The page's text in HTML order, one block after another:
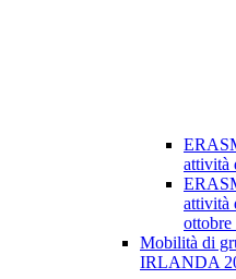
attività
attività
ottobre
Mobilità di
IRLANDA